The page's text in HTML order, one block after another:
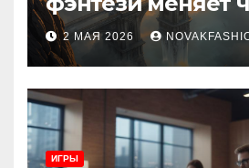
культуру
2 МАЯ 2026
ИГРЫ